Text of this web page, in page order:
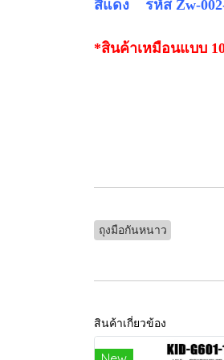
สีแดง รหัส Zw-
*สินค้าเหมือนแบบ
ถุงมือกันหนาว
สินค้าเกี่ยวข้อง